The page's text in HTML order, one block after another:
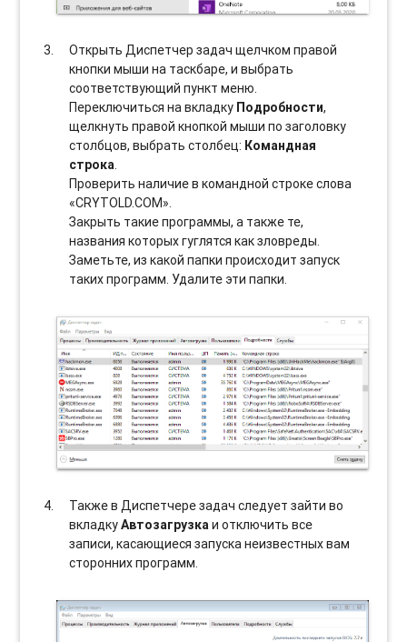
Открыть Диспетчер задач щелчком правой
кнопки мыши на таскбаре, и выбрать
соотвeтствующий пункт меню.
Переключиться на вкладку Подробности,
щелкнуть правой кнопкой мыши по заголовку
столбцов, выбрать столбец: Командная
строка.
Проверить наличие в командной строке слова
«CRYTOLD.COM».
Закрыть такие программы, а также те,
названия которых гуглятся как зловреды.
Заметьте, из какой папки происходит запуск
таких программ. Удалите эти папки.
Также в Диспетчере задач следует зайти во
вкладкуАвтозагрузкаи отключить все
записи, касающиеся запуска неизвестных вам
сторонних программ.